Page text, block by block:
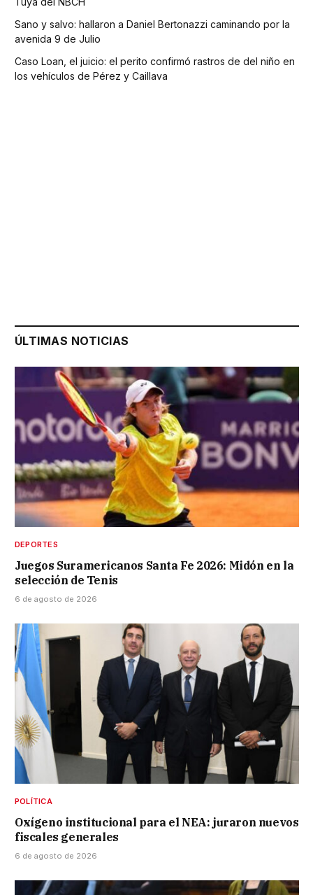
Sano y salvo: hallaron a Daniel Bertonazzi caminando por la
avenida 9 de Julio
Caso Loan, el juicio: el perito confirmó rastros de del niño en
los vehículos de Pérez y Caillava
ÚLTIMAS NOTICIAS
DEPORTES
Juegos Suramericanos Santa Fe 2026: Midón en la
selección de Tenis
6 de agosto de 2026
POLÍTICA
Oxígeno institucional para el NEA: juraron nuevos
fiscales generales
6 de agosto de 2026